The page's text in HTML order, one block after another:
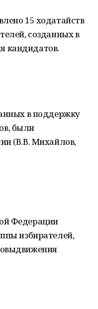
15 ходатайств
созданных в
кандидатов.
в поддержку
были
(В.В. Михайлов,
Федерации
избирателей,